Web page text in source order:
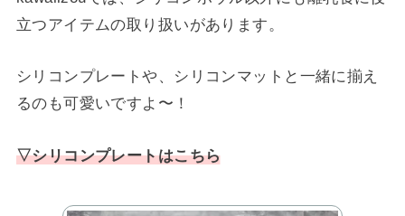
立つアイテムの取り扱いがあります。
シリコンプレートや、シリコンマットと一緒に揃え
るのも可愛いですよ〜！
▽シリコンプレートはこちら